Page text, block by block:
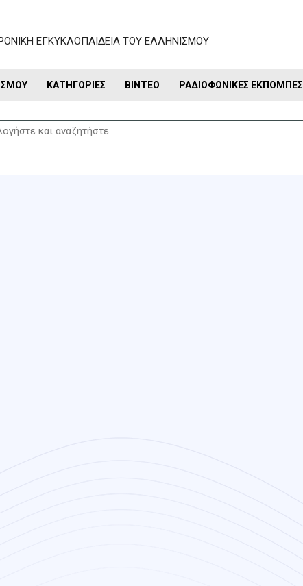
ΕΓΚΥΚΛΟΠΑΙΔΕΙΑ ΤΟΥ ΕΛΛΗΝΙΣΜΟΥ
ΚΑΤΗΓΟΡΊΕΣ ΒΊΝΤΕΟ ΡΑΔΙΟΦΩΝΙΚΈΣ ΕΚΠΟΜΠΈΣ